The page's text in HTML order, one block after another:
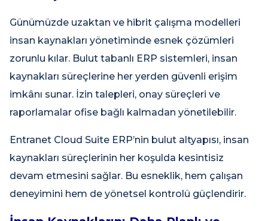
Günümüzde uzaktan ve hibrit çalışma modelleri
insan kaynakları yönetiminde esnek çözümleri
zorunlu kılar. Bulut tabanlı ERP sistemleri, insan
kaynakları süreçlerine her yerden güvenli erişim
imkânı sunar. İzin talepleri, onay süreçleri ve
raporlamalar ofise bağlı kalmadan yönetilebilir.
Entranet Cloud Suite ERP’nin bulut altyapısı, insan
kaynakları süreçlerinin her koşulda kesintisiz
devam etmesini sağlar. Bu esneklik, hem çalışan
deneyimini hem de yönetsel kontrolü güçlendirir.